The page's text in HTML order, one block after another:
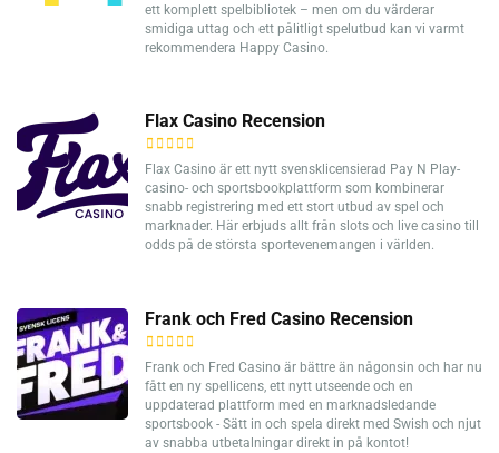
ett komplett spelbibliotek – men om du värderar
smidiga uttag och ett pålitligt spelutbud kan vi varmt
rekommendera Happy Casino.
Flax Casino Recension
Flax Casino är ett nytt svensklicensierad Pay N Play-
casino- och sportsbookplattform som kombinerar
snabb registrering med ett stort utbud av spel och
marknader. Här erbjuds allt från slots och live casino till
odds på de största sportevenemangen i världen.
Frank och Fred Casino Recension
Frank och Fred Casino är bättre än någonsin och har nu
fått en ny spellicens, ett nytt utseende och en
uppdaterad plattform med en marknadsledande
sportsbook - Sätt in och spela direkt med Swish och njut
av snabba utbetalningar direkt in på kontot!